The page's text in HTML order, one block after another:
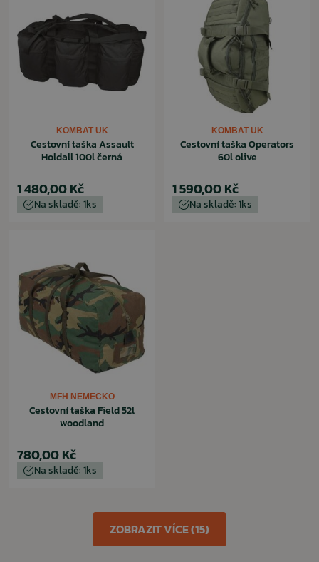
KOMBAT UK
Cestovní taška Assault
Holdall 100l černá
1 480,00 Kč
Na skladě: 1ks
KOMBAT UK
Cestovní taška Operators
60l olive
1 590,00 Kč
Na skladě: 1ks
MFH NEMECKO
Cestovní taška Field 52l
woodland
780,00 Kč
Na skladě: 1ks
ZOBRAZIT VÍCE (15)